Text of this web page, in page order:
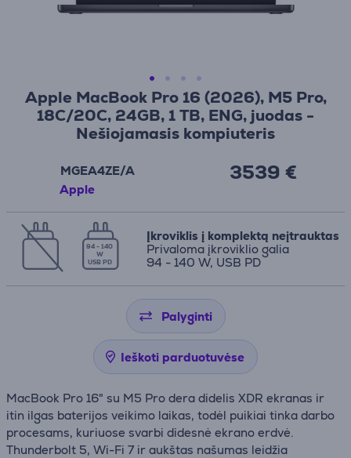
Apple MacBook Pro 16 (2026), M5 Pro,
18C/20C, 24GB, 1 TB, ENG, juodas -
Nešiojamasis kompiuteris
MGEA4ZE/A
Apple
3539 €
94 - 140
W
USB PD
Įkroviklis į komplektą neįtrauktas
Privaloma įkroviklio galia
94 - 140 W, USB PD
Palyginti
Ieškoti parduotuvėse
MacBook Pro 16" su M5 Pro dera didelis XDR ekranas ir
itin ilgas baterijos veikimo laikas, todėl puikiai tinka darbo
procesams, kuriuose svarbi didesnė ekrano erdvė.
Thunderbolt 5, Wi-Fi 7 ir aukštas našumas leidžia